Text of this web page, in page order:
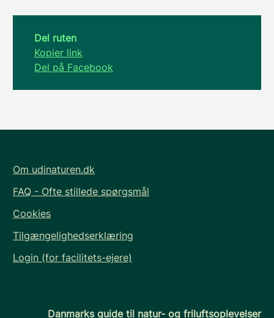
Del ruten
Kopier link
Del på Facebook
Om udinaturen.dk
FAQ - Ofte stillede spørgsmål
Cookies
Tilgængelighedserklæring
Login (for facilitets-ejere)
Danmarks guide til natur- og friluftsoplevelser